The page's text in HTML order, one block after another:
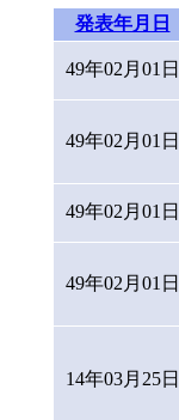
発表年月日
49年02月01日
49年02月01日
49年02月01日
49年02月01日
14年03月25日